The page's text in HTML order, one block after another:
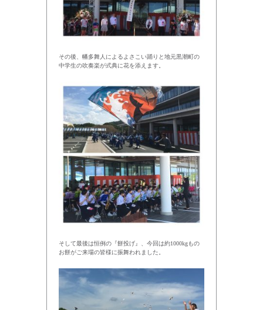
その後、幡多舞人によるよさこい踊りと地元黒潮町の
中学生の吹奏楽が式典に花を添えます。
そして最後は恒例の『餅投げ』、今回は約1000kgもの
お餅がご来場の皆様に振舞われました。